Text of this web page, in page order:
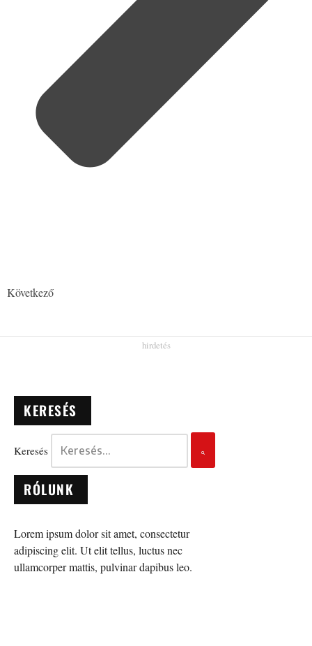
Következő
KERESÉS
Keresés
RÓLUNK
Lorem ipsum dolor sit amet, consectetur
adipiscing elit. Ut elit tellus, luctus nec
ullamcorper mattis, pulvinar dapibus leo.